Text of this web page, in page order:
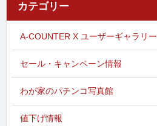
カテゴリー
A-COUNTER X ユーザーギャラリー
セール・キャンペーン情報
わが家のパチンコ写真館
値下げ情報